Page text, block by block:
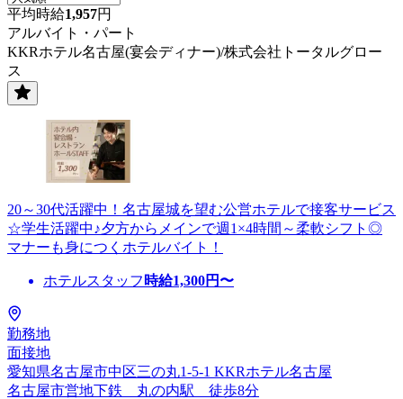
平均時給1,957円
アルバイト・パート
KKRホテル名古屋(宴会ディナー)/株式会社トータルグロー
ス
20～30代活躍中！名古屋城を望む公営ホテルで接客サービス
☆学生活躍中♪夕方からメインで週1×4時間～柔軟シフト◎
マナーも身につくホテルバイト！
ホテルスタッフ 時給1,300円〜
勤務地
面接地
愛知県名古屋市中区三の丸1-5-1 KKRホテル名古屋
名古屋市営地下鉄 丸の内駅 徒歩8分